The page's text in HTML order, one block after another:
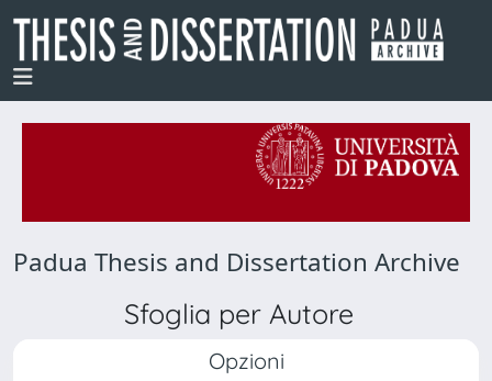
Padua Thesis and Dissertation Archive
Sfoglia per Autore
Opzioni